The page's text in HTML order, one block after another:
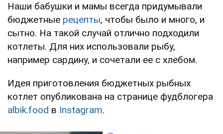
Наши бабушки и мамы всегда придумывали
бюджетные рецепты, чтобы было и много, и
сытно. На такой случай отлично подходили
котлеты. Для них использовали рыбу,
например сардину, и сочетали ее с хлебом.
Идея приготовления бюджетных рыбных
котлет опубликована на странице фудблогера
albik.food в Instagram.